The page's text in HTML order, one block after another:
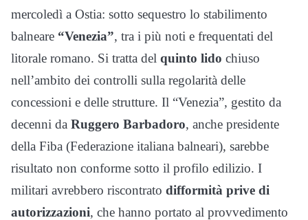
mercoledì a Ostia: sotto sequestro lo stabilimento
balneare “Venezia”, tra i più noti e frequentati del
litorale romano. Si tratta del quinto lido chiuso
nell’ambito dei controlli sulla regolarità delle
concessioni e delle strutture. Il “Venezia”, gestito da
decenni da Ruggero Barbadoro, anche presidente
della Fiba (Federazione italiana balneari), sarebbe
risultato non conforme sotto il profilo edilizio. I
militari avrebbero riscontrato difformità prive di
autorizzazioni, che hanno portato al provvedimento